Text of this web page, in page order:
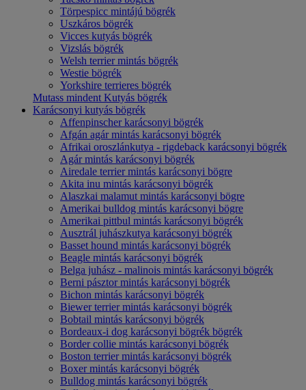
Törpespicc mintájú bögrék
Uszkáros bögrék
Vicces kutyás bögrék
Vizslás bögrék
Welsh terrier mintás bögrék
Westie bögrék
Yorkshire terrieres bögrék
Mutass mindent Kutyás bögrék
Karácsonyi kutyás bögrék
Affenpinscher karácsonyi bögrék
Afgán agár mintás karácsonyi bögrék
Afrikai oroszlánkutya - rigdeback karácsonyi bögrék
Agár mintás karácsonyi bögrék
Airedale terrier mintás karácsonyi bögre
Akita inu mintás karácsonyi bögrék
Alaszkai malamut mintás karácsonyi bögre
Amerikai bulldog mintás karácsonyi bögre
Amerikai pittbul mintás karácsonyi bögrék
Ausztrál juhászkutya karácsonyi bögrék
Basset hound mintás karácsonyi bögrék
Beagle mintás karácsonyi bögrék
Belga juhász - malinois mintás karácsonyi bögrék
Berni pásztor mintás karácsonyi bögrék
Bichon mintás karácsonyi bögrék
Biewer terrier mintás karácsonyi bögrék
Bobtail mintás karácsonyi bögrék
Bordeaux-i dog karácsonyi bögrék bögrék
Border collie mintás karácsonyi bögrék
Boston terrier mintás karácsonyi bögrék
Boxer mintás karácsonyi bögrék
Bulldog mintás karácsonyi bögrék